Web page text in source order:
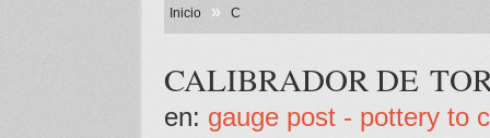
Inicio » C
CALIBRADOR DE
en: gauge post - pottery to